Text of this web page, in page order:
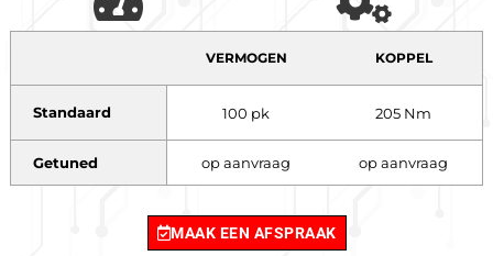
VERMOGEN KOPPEL
Standaard 100 pk 205 Nm
Getuned op aanvraag op aanvraag
MAAK EEN AFSPRAAK